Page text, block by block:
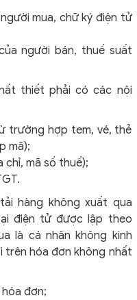
mua, chữ ký điện tử
người bán, thuế suất
thiết phải có các nội
trường hợp tem, vé, thẻ
mã);
chỉ, mã số thuế);
hàng không xuất qua
điện tử được lập theo
là cá nhân không kinh
trên hóa đơn không nhất
hóa đơn;